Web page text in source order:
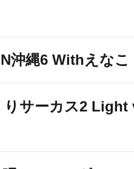
沖縄6 Withえなこ
りサーカス2 Light